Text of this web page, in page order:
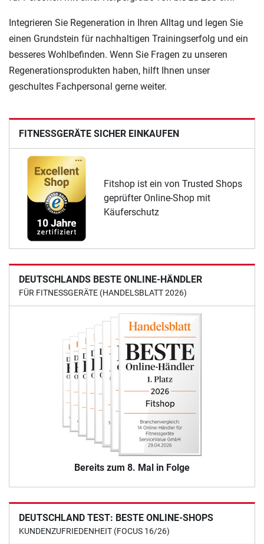
FITNESSGERÄTE SICHER EINKAUFEN
Fitshop ist ein von Trusted Shops
geprüfter Online-Shop mit
Käuferschutz
DEUTSCHLANDS BESTE ONLINE-HÄNDLER
FÜR FITNESSGERÄTE (HANDELSBLATT 2026)
Bereits zum 8. Mal in Folge
DEUTSCHLAND TEST: BESTE ONLINE-SHOPS
KUNDENZUFRIEDENHEIT (FOCUS 16/26)
Integrieren Sie Regeneration in Ihren Alltag und legen Sie
einen Grundstein für nachhaltigen Trainingserfolg und ein
besseres Wohlbefinden. Wenn Sie Fragen zu unseren
Regenerationsprodukten haben, hilft Ihnen unser
geschultes Fachpersonal gerne weiter.